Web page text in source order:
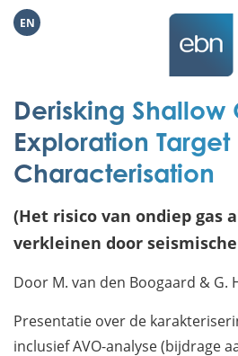
EN
Derisking Shallow
Exploration
Characterisation
(Het risico van ondiep gas
verkleinen door
Door M. van den Boogaard & G.
Presentatie over de
inclusief AVO-analyse (bijdrage